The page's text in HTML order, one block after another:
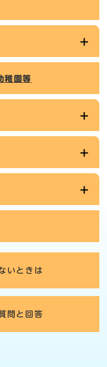
稚園等
いときは
問と回答